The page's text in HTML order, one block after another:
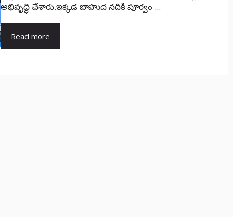
అభివృద్ధి చేశారు.ఇక్కడ బాహుద నదికి పూర్వం ...
Read more